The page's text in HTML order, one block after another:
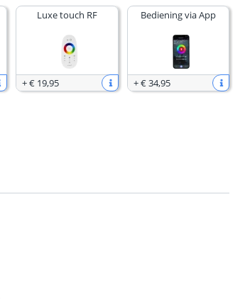
Luxe touch RF
+€ 19,95
Bediening via App
+€ 34,95